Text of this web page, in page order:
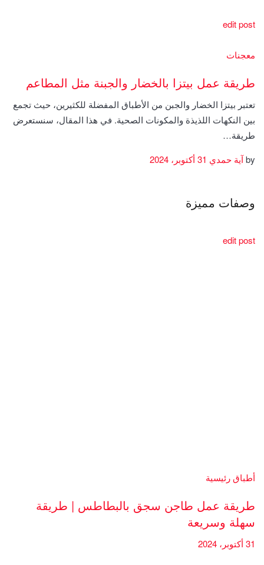
edit post
معجنات
طريقة عمل بيتزا بالخضار والجبنة مثل المطاعم
تعتبر بيتزا الخضار والجبن من الأطباق المفضلة للكثيرين، حيث تجمع
بين النكهات اللذيذة والمكونات الصحية. في هذا المقال، سنستعرض
طريقة…
byآية حمدي
وصفات مميزة
edit post
أطباق رئيسية
طريقة عمل طاجن سجق بالبطاطس | طريقة
سهلة وسريعة
31 أكتوبر، 2024